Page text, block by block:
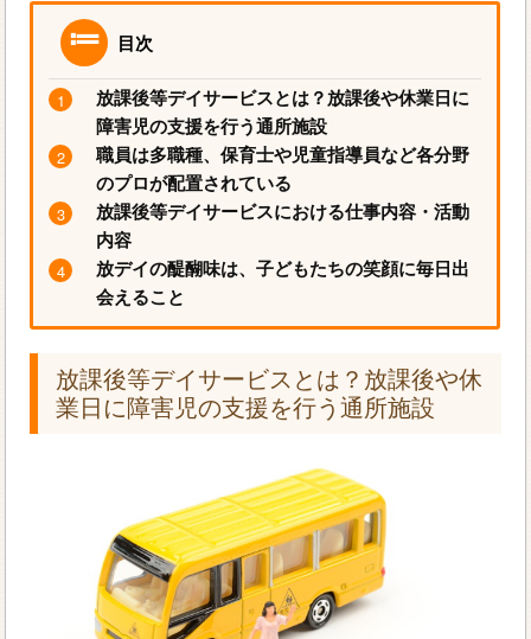
目次
放課後等デイサービスとは？放課後や休業日に
障害児の支援を行う通所施設
職員は多職種、保育士や児童指導員など各分野
のプロが配置されている
放課後等デイサービスにおける仕事内容・活動
内容
放デイの醍醐味は、子どもたちの笑顔に毎日出
会えること
放課後等デイサービスとは？放課後や休
業日に障害児の支援を行う通所施設